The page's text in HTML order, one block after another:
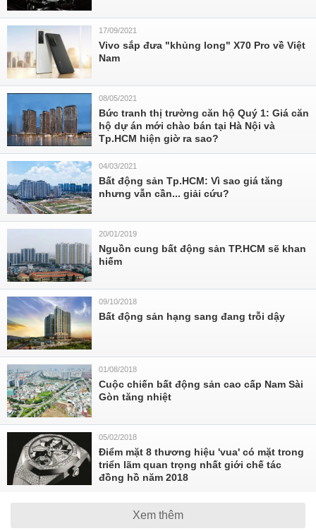
17/09/2021
Vivo sắp đưa "khủng long" X70 Pro về Việt
Nam
08/05/2021
Bức tranh thị trường căn hộ Quý 1: Giá căn
hộ dự án mới chào bán tại Hà Nội và
Tp.HCM hiện giờ ra sao?
04/03/2021
Bất động sản Tp.HCM: Vì sao giá tăng
nhưng vẫn cần... giải cứu?
20/01/2019
Nguồn cung bất động sản TP.HCM sẽ khan
hiếm
09/10/2018
Bất động sản hạng sang đang trỗi dậy
01/08/2018
Cuộc chiến bất động sản cao cấp Nam Sài
Gòn tăng nhiệt
05/02/2018
Điểm mặt 8 thương hiệu 'vua' có mặt trong
triển lãm quan trọng nhất giới chế tác
đồng hồ năm 2018
Xem thêm